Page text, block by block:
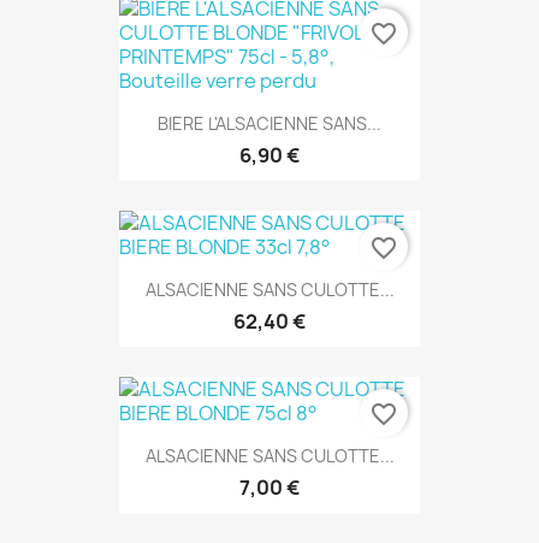
BIERE L'ALSACIENNE SANS...
6,90 €
favorite_border
ALSACIENNE SANS CULOTTE...
62,40 €
favorite_border
ALSACIENNE SANS CULOTTE...
7,00 €
favorite_border